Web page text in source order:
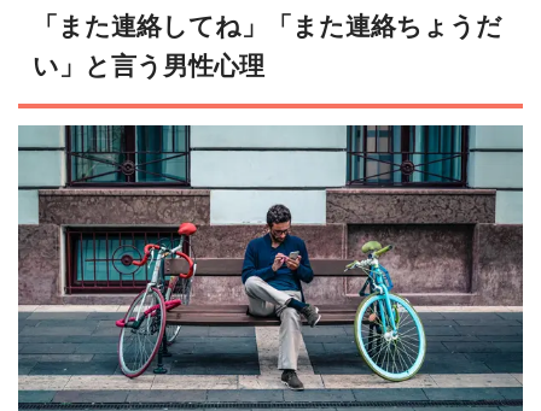
「また連絡してね」「また連絡ちょうだ
い」と言う男性心理